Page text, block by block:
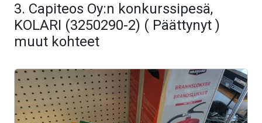
3. Capiteos Oy:n konkurssipesä,
KOLARI (3250290-2) ( Päättynyt )
muut kohteet